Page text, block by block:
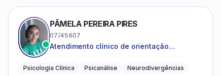
PÂMELA PEREIRA PIRES
07/45607
Atendimento clínico de orientação
crianças neurotípicas
Psicologia Clínica Psicanálise Neurodivergências